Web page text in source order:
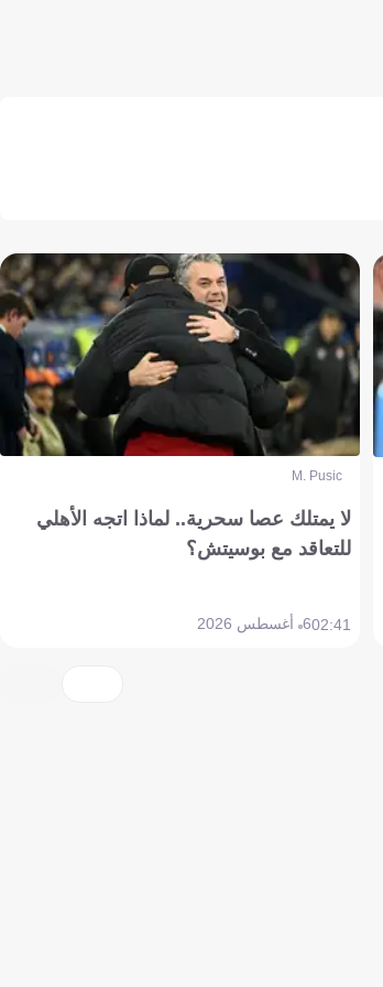
M. Pusic
لا يمتلك عصا سحرية.. لماذا اتجه الأهلي
للتعاقد مع بوسيتش؟
02:416 أغسطس 2026